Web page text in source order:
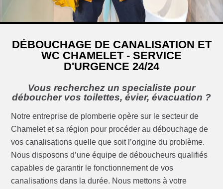
DÉBOUCHAGE DE CANALISATION ET
WC CHAMELET - SERVICE
D'URGENCE 24/24
Vous recherchez un specialiste pour
déboucher vos toilettes, évier, évacuation ?
Notre entreprise de plomberie opère sur le secteur de
Chamelet et sa région pour procéder au débouchage de
vos canalisations quelle que soit l’origine du problème.
Nous disposons d’une équipe de déboucheurs qualifiés
capables de garantir le fonctionnement de vos
canalisations dans la durée. Nous mettons à votre